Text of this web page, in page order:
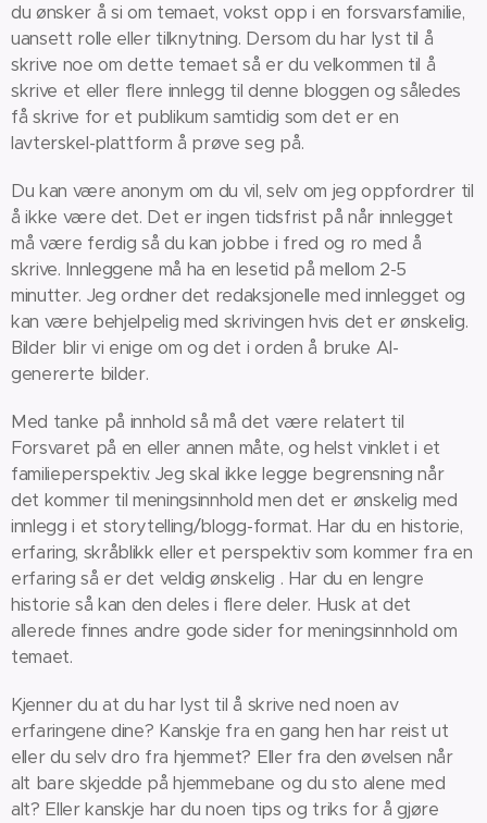
du ønsker å si om temaet, vokst opp i en forsvarsfamilie,
uansett rolle eller tilknytning. Dersom du har lyst til å
skrive noe om dette temaet så er du velkommen til å
skrive et eller flere innlegg til denne bloggen og således
få skrive for et publikum samtidig som det er en
lavterskel-plattform å prøve seg på.
Du kan være anonym om du vil, selv om jeg oppfordrer til
å ikke være det. Det er ingen tidsfrist på når innlegget
må være ferdig så du kan jobbe i fred og ro med å
skrive. Innleggene må ha en lesetid på mellom 2-5
minutter. Jeg ordner det redaksjonelle med innlegget og
kan være behjelpelig med skrivingen hvis det er ønskelig.
Bilder blir vi enige om og det i orden å bruke AI-
genererte bilder.
Med tanke på innhold så må det være relatert til
Forsvaret på en eller annen måte, og helst vinklet i et
familieperspektiv. Jeg skal ikke legge begrensning når
det kommer til meningsinnhold men det er ønskelig med
innlegg i et storytelling/blogg-format. Har du en historie,
erfaring, skråblikk eller et perspektiv som kommer fra en
erfaring så er det veldig ønskelig . Har du en lengre
historie så kan den deles i flere deler. Husk at det
allerede finnes andre gode sider for meningsinnhold om
temaet.
Kjenner du at du har lyst til å skrive ned noen av
erfaringene dine? Kanskje fra en gang hen har reist ut
eller du selv dro fra hjemmet? Eller fra den øvelsen når
alt bare skjedde på hjemmebane og du sto alene med
alt? Eller kanskje har du noen tips og triks for å gjøre